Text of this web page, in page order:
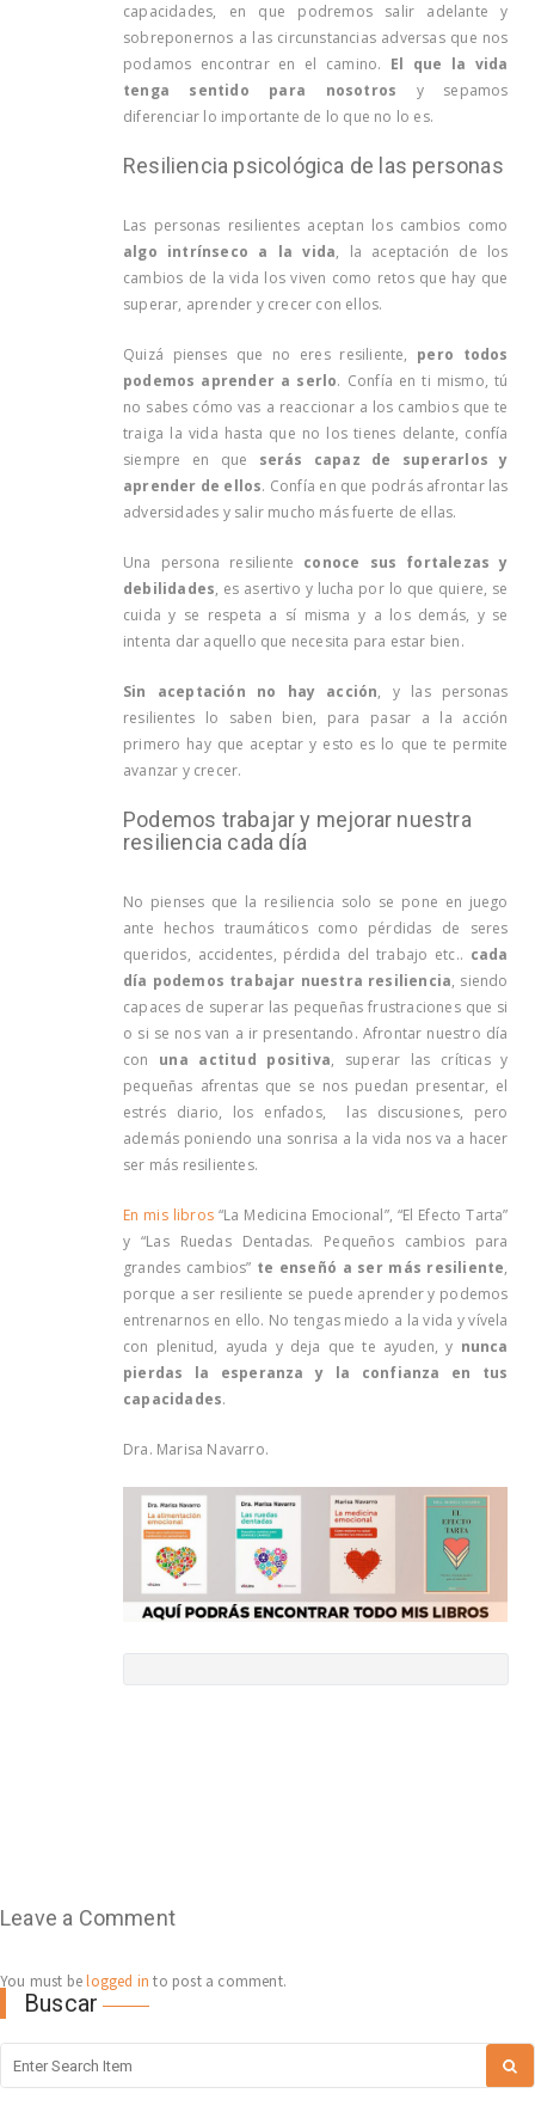
capacidades, en que podremos salir adelante y
sobreponernos a las circunstancias adversas que nos
podamos encontrar en el camino. El que la vida
tenga sentido para nosotros y sepamos
diferenciar lo importante de lo que no lo es.
Resiliencia psicológica de las personas
Las personas resilientes aceptan los cambios como
algo intrínseco a la vida, la aceptación de los
cambios de la vida los viven como retos que hay que
superar, aprender y crecer con ellos.
Quizá pienses que no eres resiliente, pero todos
podemos aprender a serlo. Confía en ti mismo, tú
no sabes cómo vas a reaccionar a los cambios que te
traiga la vida hasta que no los tienes delante, confía
siempre en que serás capaz de superarlos y
aprender de ellos. Confía en que podrás afrontar las
adversidades y salir mucho más fuerte de ellas.
Una persona resiliente conoce sus fortalezas y
debilidades, es asertivo y lucha por lo que quiere, se
cuida y se respeta a sí misma y a los demás, y se
intenta dar aquello que necesita para estar bien.
Sin aceptación no hay acción, y las personas
resilientes lo saben bien, para pasar a la acción
primero hay que aceptar y esto es lo que te permite
avanzar y crecer.
Podemos trabajar y mejorar nuestra
resiliencia cada día
No pienses que la resiliencia solo se pone en juego
ante hechos traumáticos como pérdidas de seres
queridos, accidentes, pérdida del trabajo etc.. cada
día podemos trabajar nuestra resiliencia, siendo
capaces de superar las pequeñas frustraciones que si
o si se nos van a ir presentando. Afrontar nuestro día
con una actitud positiva, superar las críticas y
pequeñas afrentas que se nos puedan presentar, el
estrés diario, los enfados, las discusiones, pero
además poniendo una sonrisa a la vida nos va a hacer
ser más resilientes.
En mis libros“La Medicina Emocional”, “El Efecto Tarta”
y “Las Ruedas Dentadas. Pequeños cambios para
grandes cambios” te enseñó a ser más resiliente,
porque a ser resiliente se puede aprender y podemos
entrenarnos en ello. No tengas miedo a la vida y vívela
con plenitud, ayuda y deja que te ayuden, y nunca
pierdas la esperanza y la confianza en tus
capacidades.
Dra. Marisa Navarro.
Leave a Comment
You must belogged in to post a comment.
Buscar